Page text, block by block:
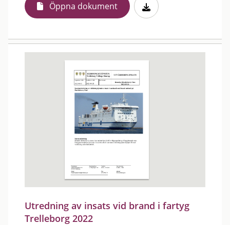
Öppna dokument
Utredning av insats vid brand i fartyg
Trelleborg 2022